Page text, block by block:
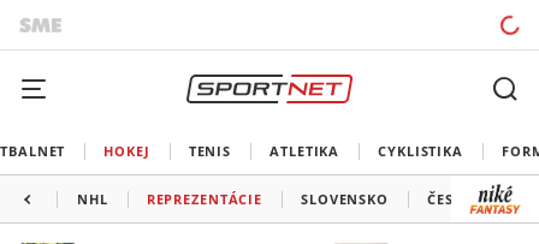
HOKEJ TENIS ATLETIKA CYKLISTIKA
NHL REPREZENTÁCIE SLOVENSKO ČESKO